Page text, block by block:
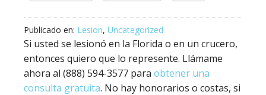
Publicado en: Lesion, Uncategorized
Si usted se lesionó en la Florida o en un crucero,
entonces quiero que lo represente. Llámame
ahora al (888) 594-3577 para obtener una
consulta gratuita. No hay honorarios o costas, si